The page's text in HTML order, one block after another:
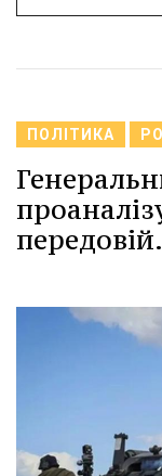
ПОЛІТИКА
передовій.